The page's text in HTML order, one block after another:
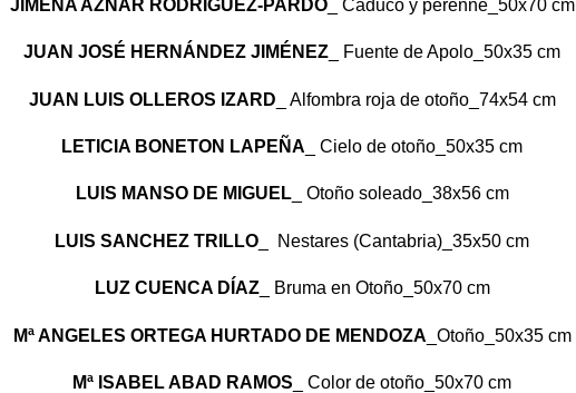
JIMENA AZNAR RODRÍGUEZ-PARDO_ Caduco y perenne_50x70 cm
JUAN JOSÉ HERNÁNDEZ JIMÉNEZ _ Fuente de Apolo_50x35 cm
JUAN LUIS OLLEROS IZARD _ Alfombra roja de otoño_74x54 cm
LETICIA BONETON LAPEÑA _ Cielo de otoño_50x35 cm
LUIS MANSO DE MIGUEL_ Otoño soleado_38x56 cm
LUIS SANCHEZ TRILLO _ Nestares (Cantabria)_35x50 cm
LUZ CUENCA DÍAZ_ Bruma en Otoño_50x70 cm
Mª ANGELES ORTEGA HURTADO DE MENDOZA _Otoño_50x35 cm
Mª ISABEL ABAD RAMOS _ Color de otoño_50x70 cm